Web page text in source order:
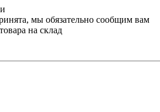
мы обязательно сообщим вам
на склад